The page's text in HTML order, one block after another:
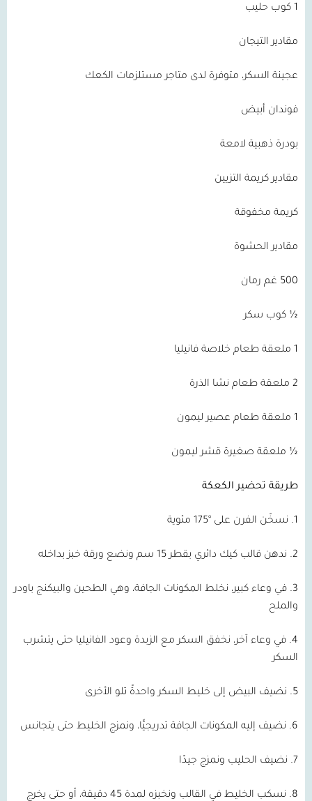
1 كوب حليب
مقادير التيجان
عجينة السكر، متوفرة لدى متاجر مستلزمات الكعك
فوندان أبيض
بودرة ذهبية لامعة
مقادير كريمة التزيين
كريمة مخفوقة
مقادير الحشوة
500 غم رمان
½ كوب سكر
1 ملعقة طعام خلاصة فانيليا
2 ملعقة طعام نشا الذرة
1 ملعقة طعام عصير ليمون
½ ملعقة صغيرة قشر ليمون
طريقة تحضير الكعكة
1. نسخّن الفرن على °175 مئوية
2. ندهن قالب كيك دائري بقطر 15 سم ونضع ورقة خبز بداخله
3. في وعاء كبير، نخلط المكونات الجافة، وهي الطحين والبيكنج باودر
والملح
4. في وعاء آخر، نخفق السكر مع الزبدة وعود الفانيليا حتى يتشرب
السكر
5. نضيف البيض إلى خليط السكر واحدةً تلو الأخرى
6. نضيف إليه المكونات الجافة تدريجيًّا، ونمزج الخليط حتى يتجانس
7. نضيف الحليب ونمزج جيدًا
8. نسكب الخليط في القالب ونخبزه لمدة 45 دقيقة، أو حتى يخرج